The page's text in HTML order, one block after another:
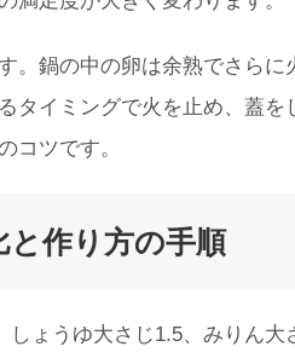
。鍋の中の卵は余熟でさらに
タイミングで火を止め、蓋を
コツです。
と作り方の手順
しょうゆ大さじ1.5、みりん大